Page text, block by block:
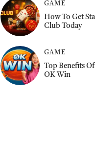
GAME
How To Get
Club Today
GAME
Top Benefits
OK Win